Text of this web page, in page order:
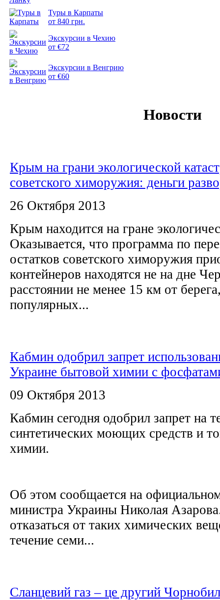
Туры в Карпаты
от 840 грн.
Экскурсии в Чехию
от €72
Экскурсии в Венгрию
от €60
Новости
Крым на грани экологической
советского химоружия: деньги
26 Октября 2013
Крым находится на гране
Оказывается, что программа по
остатков советского химоружия
контейнеров находятся не на дне
расстоянии не менее 15 км от
популярных...
Кабмин одобрил запрет
Украине бытовой химии с
09 Октября 2013
Кабмин сегодня одобрил запрет на
синтетических моющих средств и
химии.
Об этом сообщается на
министра Украины Николая
отказаться от таких химических
течение семи...
Сланцевий газ – це другий